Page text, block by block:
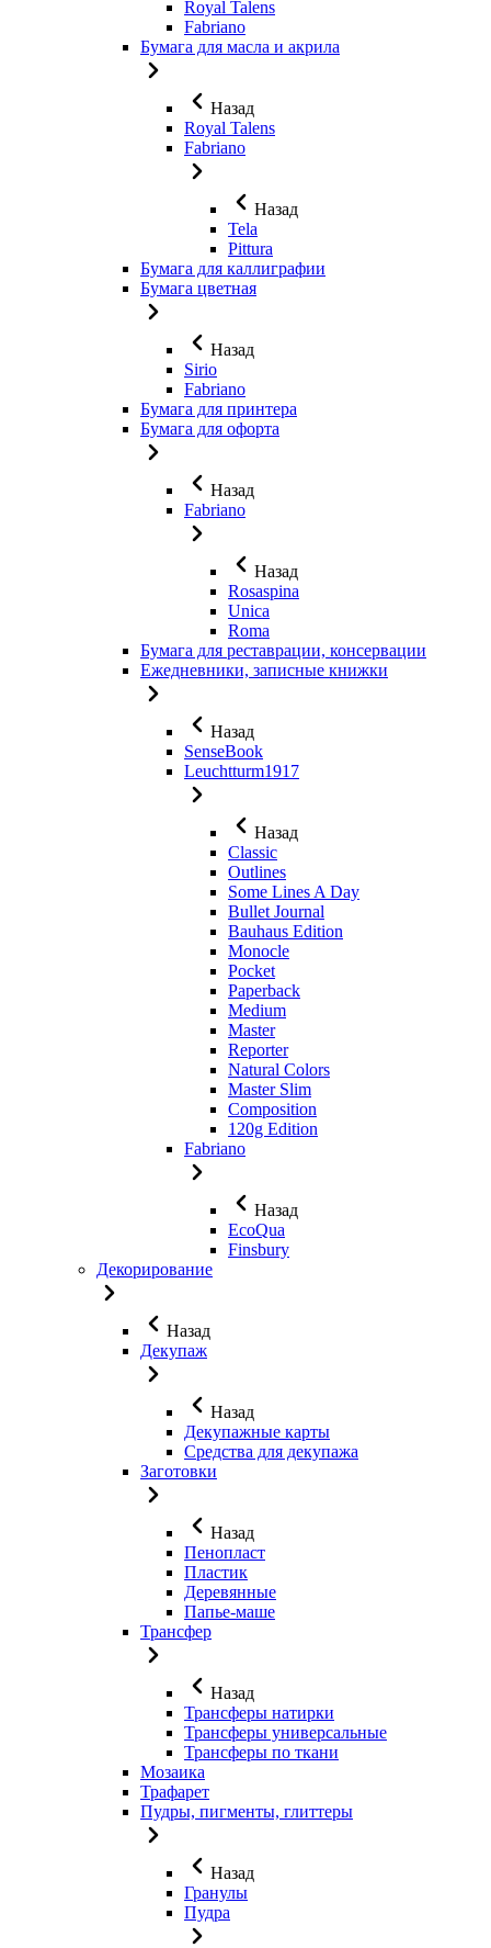
Royal Talens
Fabriano
Бумага для масла и акрила
Назад
Royal Talens
Fabriano
Назад
Tela
Pittura
Бумага для каллиграфии
Бумага цветная
Назад
Sirio
Fabriano
Бумага для принтера
Бумага для офорта
Назад
Fabriano
Назад
Rosaspina
Unica
Roma
Бумага для реставрации, консервации
Ежедневники, записные книжки
Назад
SenseBook
Leuchtturm1917
Назад
Classic
Outlines
Some Lines A Day
Bullet Journal
Bauhaus Edition
Monocle
Pocket
Paperback
Medium
Master
Reporter
Natural Colors
Master Slim
Composition
120g Edition
Fabriano
Назад
EcoQua
Finsbury
Декорирование
Назад
Декупаж
Назад
Декупажные карты
Средства для декупажа
Заготовки
Назад
Пенопласт
Пластик
Деревянные
Папье-маше
Трансфер
Назад
Трансферы натирки
Трансферы универсальные
Трансферы по ткани
Мозаика
Трафарет
Пудры, пигменты, глиттеры
Назад
Гранулы
Пудра